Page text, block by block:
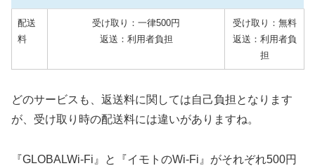
配送
料
受け取り：一律500円
返送：利用者負担
受け取り：無料
返送：利用者負
担
どのサービスも、返送料に関しては自己負担となります
が、受け取り時の配送料には違いがありますね。
『GLOBALWi-Fi』と『イモトのWi-Fi』がそれぞれ500円